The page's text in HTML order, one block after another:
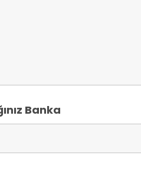
Banka